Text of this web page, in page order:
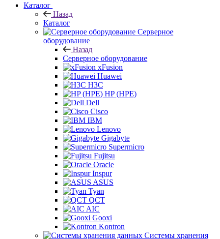
Каталог
Назад
Каталог
Серверное
оборудование
Назад
Серверное оборудование
xFusion
Huawei
H3C
HP (HPE)
Dell
Cisco
IBM
Lenovo
Gigabyte
Supermicro
Fujitsu
Oracle
Inspur
ASUS
Tyan
QCT
AIC
Gooxi
Kontron
Системы хранения